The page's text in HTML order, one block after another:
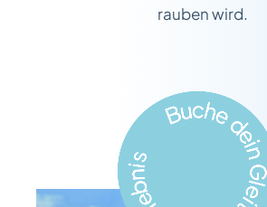
rauben wird.